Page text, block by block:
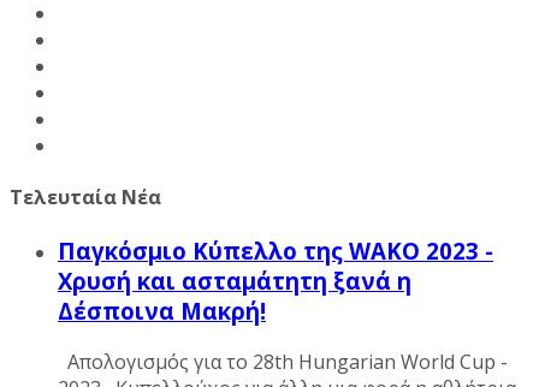
Τελευταία Νέα
Παγκόσμιο Κύπελλο της WAKO 2023 -
Χρυσή και ασταμάτητη ξανά η
Δέσποινα Μακρή!
Απολογισμός για το 28th Hungarian World Cup -